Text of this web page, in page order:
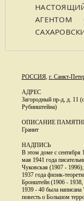
АГЕНТОМ
РОССИЯ, г. Санкт-
АДРЕС
Загородный пр-д, д. 11
Рубинштейна)
ОПИСАНИЕ
Гранит
НАДПИСЬ
В этом доме с сентября
мая 1941 года
Чуковская (1907 - 1996);
1937 года физик-
Бронштейн (1906 - 1938,
1939 - 40 была
повесть о Большом